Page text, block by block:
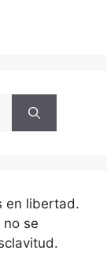
en libertad.
se